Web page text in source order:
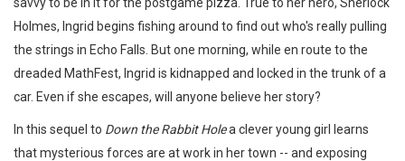
Holmes, Ingrid begins fishing around to find out who's really pulling
the strings in Echo Falls. But one morning, while en route to the
dreaded MathFest, Ingrid is kidnapped and locked in the trunk of a
car. Even if she escapes, will anyone believe her story?
In this sequel to Down the Rabbit Holea clever young girl learns
that mysterious forces are at work in her town -- and exposing